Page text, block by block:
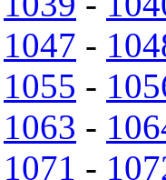
1047 -
1055 -
1063 -
1071 -